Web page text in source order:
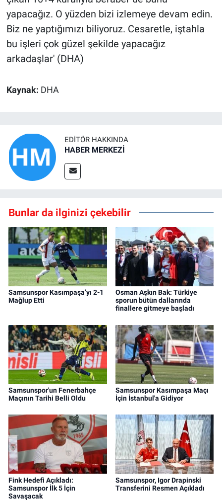
yapacağız. O yüzden bizi izlemeye devam edin.
Biz ne yaptığımızı biliyoruz. Cesaretle, iştahla
bu işleri çok güzel şekilde yapacağız
arkadaşlar' (DHA)
Kaynak: DHA
EDITÖR HAKKINDA
HABER MERKEZİ
Bunlar da ilginizi çekebilir
Samsunspor Kasımpaşa’yı 2-1
Mağlup Etti
Osman Aşkın Bak: Türkiye
sporun bütün dallarında
finallere gitmeye başladı
Samsunspor'un Fenerbahçe
Maçının Tarihi Belli Oldu
Samsunspor Kasımpaşa Maçı
İçin İstanbul'a Gidiyor
Fink Hedefi Açıkladı:
Samsunspor İlk 5 İçin
Savaşacak
Samsunspor, Igor Drapinski
Transferini Resmen Açıkladı